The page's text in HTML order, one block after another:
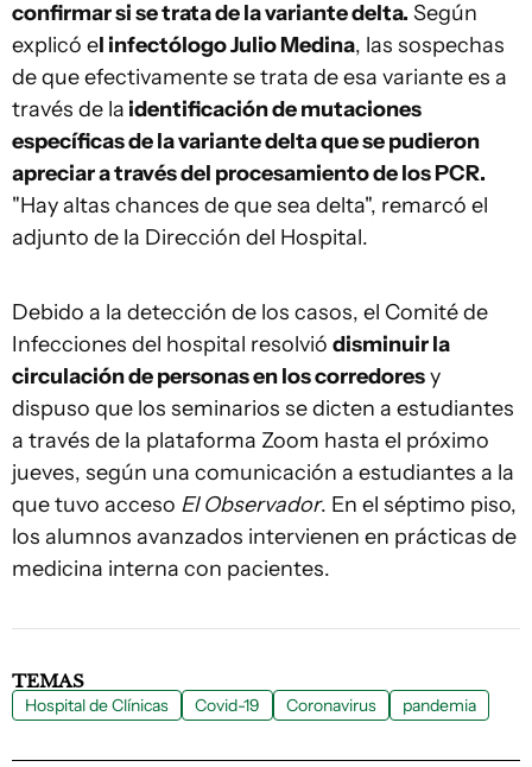
confirmar si se trata de la variante delta. Según
explicó el infectólogo Julio Medina, las sospechas
de que efectivamente se trata de esa variante es a
través de la identificación de mutaciones
específicas de la variante delta que se pudieron
apreciar a través del procesamiento de los PCR.
"Hay altas chances de que sea delta", remarcó el
adjunto de la Dirección del Hospital.
Debido a la detección de los casos, el Comité de
Infecciones del hospital resolvió disminuir la
circulación de personas en los corredoresy
dispuso que los seminarios se dicten a estudiantes
a través de la plataforma Zoom hasta el próximo
jueves, según una comunicación a estudiantes a la
que tuvo acceso El Observador. En el séptimo piso,
los alumnos avanzados intervienen en prácticas de
medicina interna con pacientes.
TEMAS
Hospital de Clínicas Covid-19 Coronavirus pandemia